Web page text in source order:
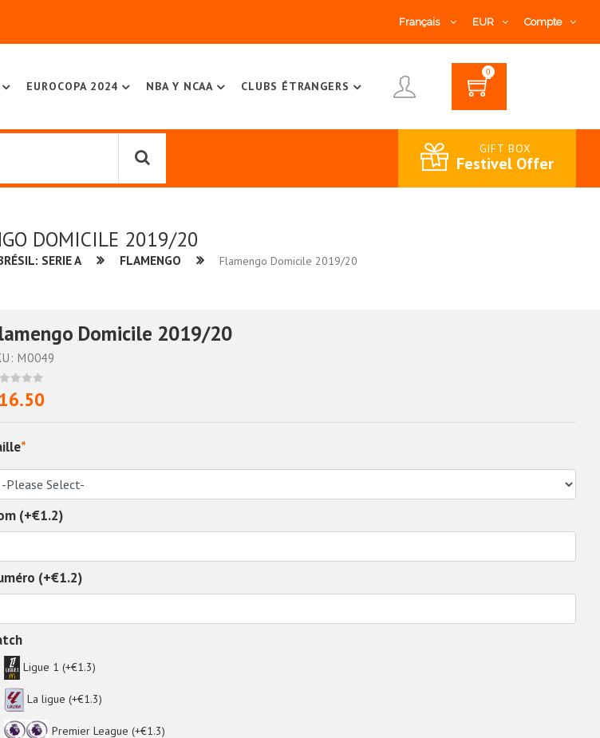
Français EUR Compte
EUROCOPA 2024 NBA Y NCAA CLUBS ÉTRANGERS
0
GIFT BOX
Festivel Offer
DOMICILE 2019/20
SERIE A FLAMENGO Flamengo Domicile 2019/20
Domicile 2019/20
M0049
*
(+€1.2)
(+€1.2)
Ligue 1 (+€1.3)
La ligue (+€1.3)
Premier League (+€1.3)